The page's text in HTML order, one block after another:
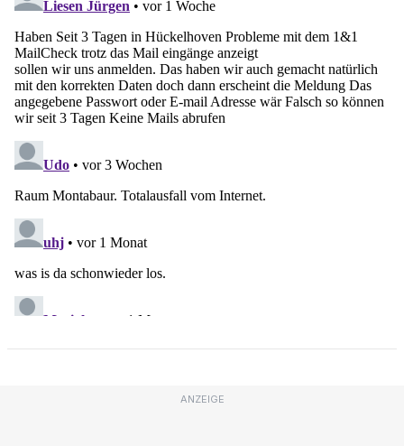
ANZEIGE